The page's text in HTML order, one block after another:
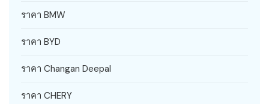
ราคา BMW
ราคา BYD
ราคา Changan Deepal
ราคา CHERY